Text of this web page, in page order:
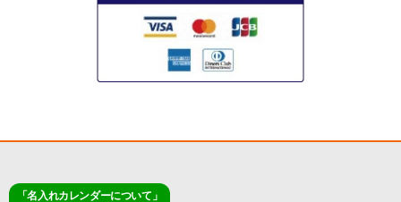
「名入れカレンダーについて」